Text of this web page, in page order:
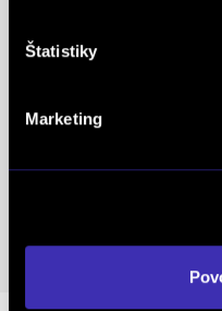
Štatistiky
Marketing
Vonkajší teplomer
Vyhrievané sedačky
Vyhrievaný volant
WLAN / Wifi